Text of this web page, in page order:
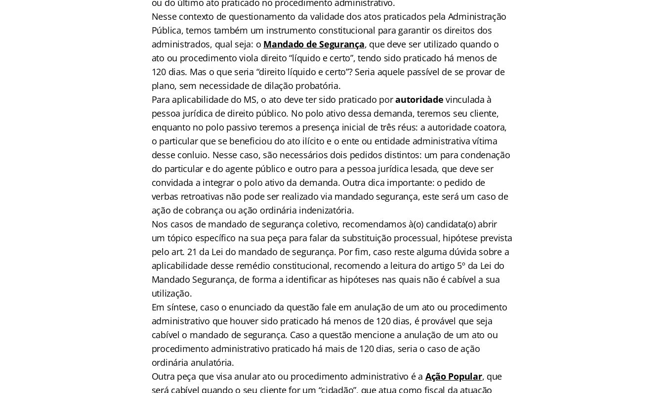
ou do último ato praticado no procedimento administrativo.
Nesse contexto de questionamento da validade dos atos praticados pela Administração
Pública, temos também um instrumento constitucional para garantir os direitos dos
administrados, qual seja: o Mandado de Segurança, que deve ser utilizado quando o
ato ou procedimento viola direito “líquido e certo”, tendo sido praticado há menos de
120 dias. Mas o que seria “direito líquido e certo”? Seria aquele passível de se provar de
plano, sem necessidade de dilação probatória.
Para aplicabilidade do MS, o ato deve ter sido praticado porautoridadevinculada à
pessoa jurídica de direito público. No polo ativo dessa demanda, teremos seu cliente,
enquanto no polo passivo teremos a presença inicial de três réus: a autoridade coatora,
o particular que se beneficiou do ato ilícito e o ente ou entidade administrativa vítima
desse conluio. Nesse caso, são necessários dois pedidos distintos: um para condenação
do particular e do agente público e outro para a pessoa jurídica lesada, que deve ser
convidada a integrar o polo ativo da demanda. Outra dica importante: o pedido de
verbas retroativas não pode ser realizado via mandado segurança, este será um caso de
ação de cobrança ou ação ordinária indenizatória.
Nos casos de mandado de segurança coletivo, recomendamos à(o) candidata(o) abrir
um tópico específico na sua peça para falar da substituição processual, hipótese prevista
pelo art. 21 da Lei do mandado de segurança. Por fim, caso reste alguma dúvida sobre a
aplicabilidade desse remédio constitucional, recomendo a leitura do artigo 5º da Lei do
Mandado Segurança, de forma a identificar as hipóteses nas quais não é cabível a sua
utilização.
Em síntese, caso o enunciado da questão fale em anulação de um ato ou procedimento
administrativo que houver sido praticado há menos de 120 dias, é provável que seja
cabível o mandado de segurança. Caso a questão mencione a anulação de um ato ou
procedimento administrativo praticado há mais de 120 dias, seria o caso de ação
ordinária anulatória.
Outra peça que visa anular ato ou procedimento administrativo é a Ação Popular, que
será cabível quando o seu cliente for um “cidadão”, que atua como fiscal da atuação